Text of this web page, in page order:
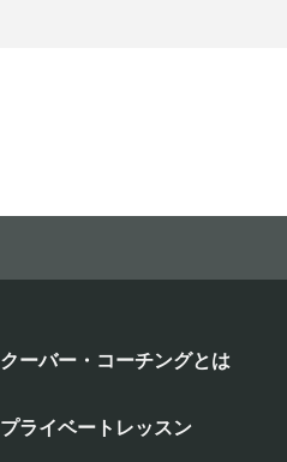
クーバー・コーチングとは
プライベートレッスン